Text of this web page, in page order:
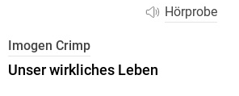
Hörprobe
Imogen Crimp
Unser wirkliches Leben